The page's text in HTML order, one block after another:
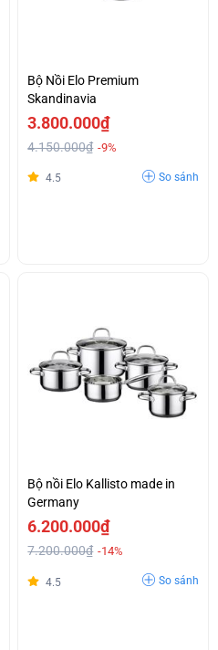
Bộ Nồi Elo Premium
Skandinavia
3.800.000₫
4.150.000₫ -9%
4.5 So sánh
Bộ nồi Elo Kallisto made in
Germany
6.200.000₫
7.200.000₫ -14%
4.5 So sánh